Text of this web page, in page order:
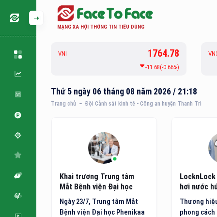
MẠNG XÃ HỘI THÔNG TIN TIÊU DÙNG
126.82 VNI 1764.78
-11.68(-0.66%)
Thứ 5 ngày 06 tháng 08 năm 2026 / 21:18
Trang chủ Đội Cảnh sát kinh tế - Công an huyện Thanh Trì
Hóa
nghệ
tế
ra
Khai trương Trung tâm
Mắt Bệnh viện Đại học
Phenikaa
Ngày 23/7, Trung tâm Mắt
Bệnh viện Đại học Phenikaa
hơi nước
minh thế hệ
Thương
phong